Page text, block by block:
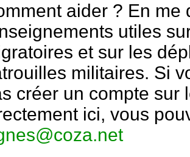
aider ? En me
utiles
et sur les
militaires. Si
créer un compte sur
ici, vous